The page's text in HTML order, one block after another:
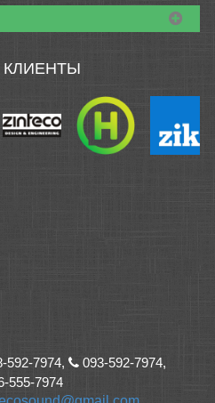
592-7974,
093-592-7974,
555-7974